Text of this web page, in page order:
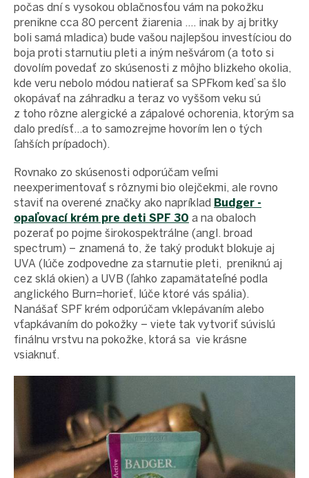
počas dní s vysokou oblačnosťou vám na pokožku
prenikne cca 80 percent žiarenia .... inak by aj britky
boli samá mladica) bude vašou najlepšou investíciou do
boja proti starnutiu pleti a iným nešvárom (a toto si
dovolím povedať zo skúsenosti z môjho blizkeho okolia,
kde veru nebolo módou natierať sa SPFkom keď sa šlo
okopávať na záhradku a teraz vo vyššom veku sú
z toho rôzne alergické a zápalové ochorenia, ktorým sa
dalo predísť...a to samozrejme hovorím len o tých
ľahších prípadoch).
Rovnako zo skúsenosti odporúčam veľmi
neexperimentovať s rôznymi bio olejčekmi, ale rovno
staviť na overené značky ako napríklad Budger -
opaľovací krém pre deti SPF 30 a na obaloch
pozerať po pojme širokospektrálne (angl. broad
spectrum) – znamená to, že taký produkt blokuje aj
UVA (lúče zodpovedne za starnutie pleti, preniknú aj
cez sklá okien) a UVB (ľahko zapamätateľné podla
anglického Burn=horieť, lúče ktoré vás spália).
Nanášať SPF krém odporúčam vklepávaním alebo
vťapkávaním do pokožky – viete tak vytvoriť súvislú
finálnu vrstvu na pokožke, ktorá sa vie krásne
vsiaknuť.